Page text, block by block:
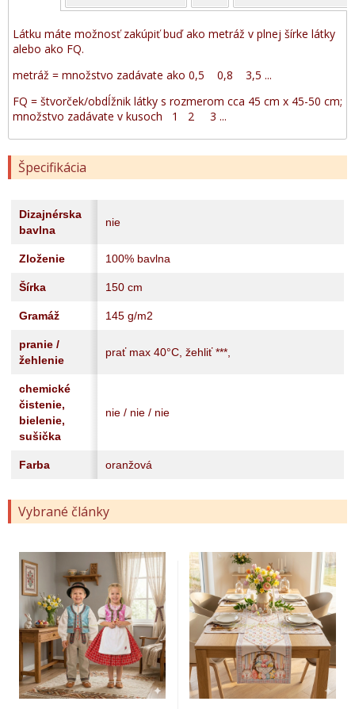
Látku máte možnosť zakúpiť buď ako metráž v plnej šírke látky
alebo ako FQ.
metráž = množstvo zadávate ako 0,5 0,8 3,5 ...
FQ = štvorček/obdĺžnik látky s rozmerom cca 45 cm x 45-50 cm;
množstvo zadávate v kusoch 1 2 3 ...
Špecifikácia
Dizajnérska
bavlna
nie
Zloženie 100% bavlna
Šírka 150 cm
Gramáž 145 g/m2
pranie /
žehlenie
prať max 40°C, žehliť ***,
chemické
čistenie,
bielenie,
sušička
nie / nie / nie
Farba oranžová
Vybrané články